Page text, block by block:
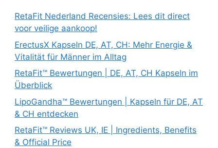
RetaFit Nederland Recensies: Lees dit direct
voor veilige aankoop!
ErectusX Kapseln DE, AT, CH: Mehr Energie &
Vitalität für Männer im Alltag
RetaFit™ Bewertungen | DE, AT, CH Kapseln im
Überblick
LipoGandha™ Bewertungen | Kapseln für DE, AT
& CH entdecken
RetaFit™ Reviews UK, IE | Ingredients, Benefits
& Official Price